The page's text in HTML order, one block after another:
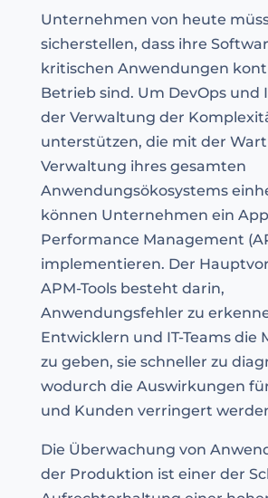
Unternehmen von heute
sicherstellen, dass ihre
kritischen Anwendungen
Betrieb sind. Um DevOps und
der Verwaltung der
unterstützen, die mit der
Verwaltung ihres gesamten
Anwendungsökosystems
können Unternehmen ein
Performance Management
implementieren. Der
APM-Tools besteht darin,
Anwendungsfehler zu
Entwicklern und IT-Teams die
zu geben, sie schneller zu
wodurch die Auswirkungen
und Kunden verringert
Die Überwachung von
der Produktion ist einer der